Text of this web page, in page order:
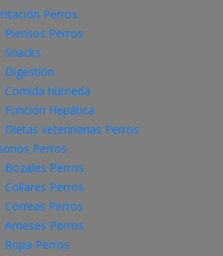
Perros
Piensos Perros
Snacks
Digestión
Comida húmeda
Función Hepática
Dietas veterinarias Perros
Perros
Bozales Perros
Collares Perros
Correas Perros
Arneses Perros
Ropa Perros